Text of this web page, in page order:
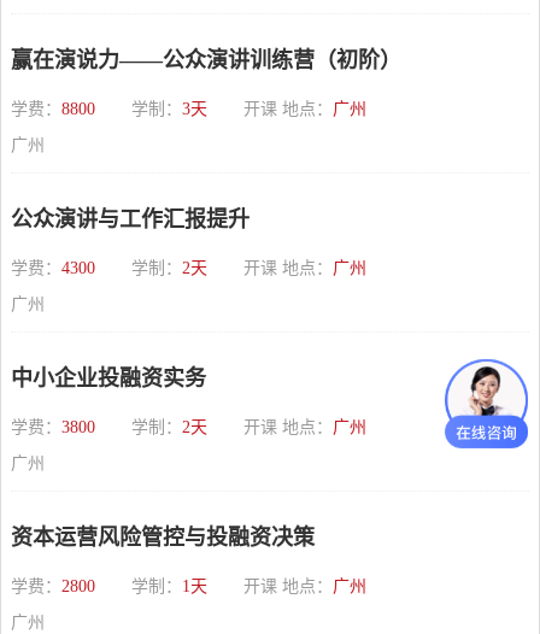
赢在演说力——公众演讲训练营（初阶）
学费： 8800 学制： 3天 开课 地点： 广州
广州
公众演讲与工作汇报提升
学费： 4300 学制： 2天 开课 地点： 广州
广州
中小企业投融资实务
学费： 3800 学制： 2天 开课 地点： 广州
广州
资本运营风险管控与投融资决策
学费： 2800 学制： 1天 开课 地点： 广州
广州